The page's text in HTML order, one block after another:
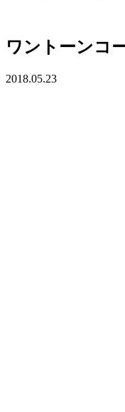
ワントーンコ
2018.05.23